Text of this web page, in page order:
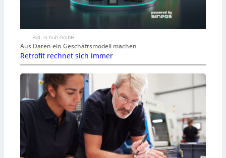
Bild: in.hub GmbH
Aus Daten ein Geschäftsmodell machen
Retrofit rechnet sich immer